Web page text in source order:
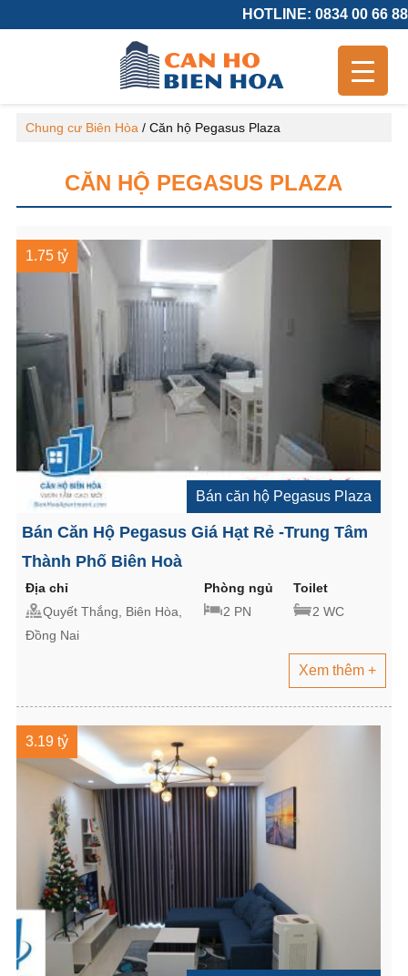
HOTLINE: 0834 00 66 88
Chung cư Biên Hòa / Căn hộ Pegasus Plaza
CĂN HỘ PEGASUS PLAZA
1.75 tỷ
Bán căn hộ Pegasus Plaza
Bán Căn Hộ Pegasus Giá Hạt Rẻ -Trung Tâm
Thành Phố Biên Hoà
Địa chỉ Phòng ngủ
Toilet
Quyết Thắng, Biên Hòa,
Đồng Nai
2 PN 2 WC
Xem thêm +
3.19 tỷ